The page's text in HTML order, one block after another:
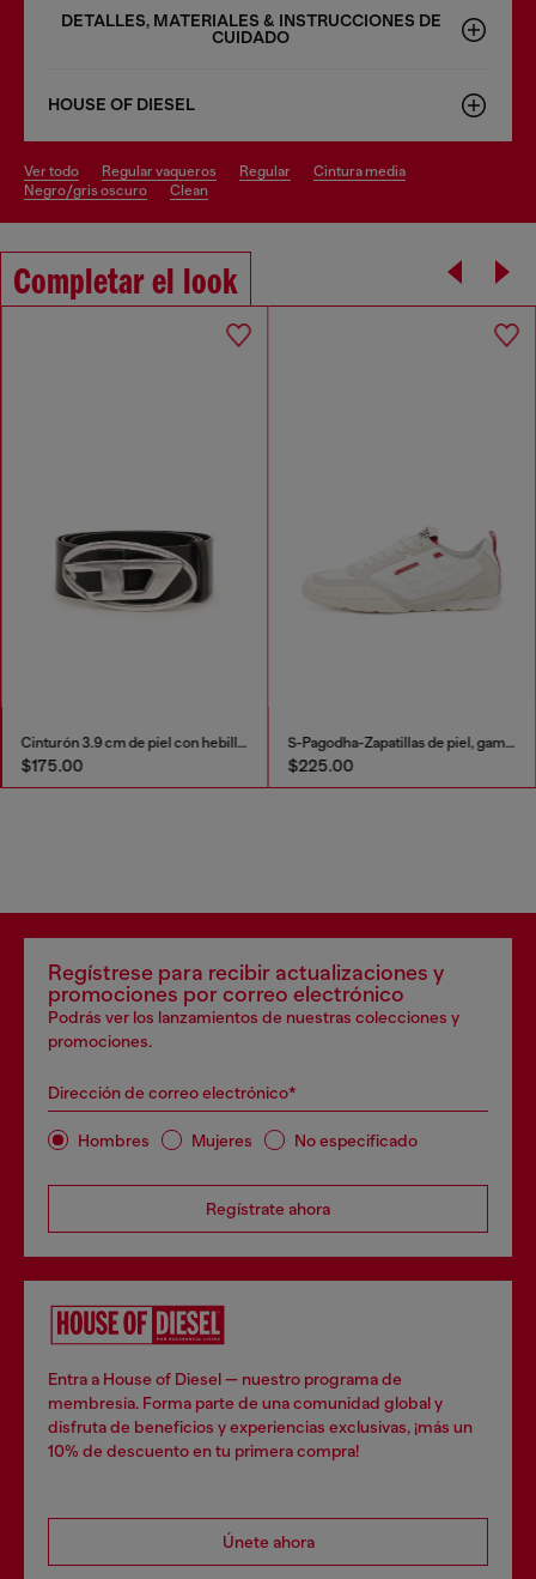
DETALLES, MATERIALES & INSTRUCCIONES DE
CUIDADO
HOUSE OF DIESEL
ver todo regular vaqueros regular
cintura media
negro/gris oscuro
clean
Completar el look
Cinturón 3.9 cm de piel con hebilla en D
$175.00
S-Pagodha-Zapatillas de piel, gamuza y ripstop
$225.00
Regístrese para recibir actualizaciones y
promociones por correo electrónico
Podrás ver los lanzamientos de nuestras colecciones y
promociones.
Dirección de correo electrónico*
Hombres Mujeres No especificado
Regístrate ahora
Entra a House of Diesel — nuestro programa de
membresía. Forma parte de una comunidad global y
disfruta de beneficios y experiencias exclusivas, ¡más un
10% de descuento en tu primera compra!
Únete ahora